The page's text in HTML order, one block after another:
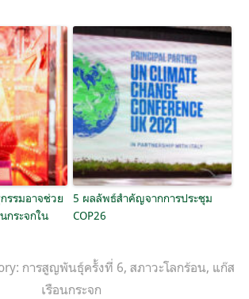
รรมอาจช่วย
กระจกใน
5 ผลลัพธ์สำคัญจากการประชุม
COP26
การสูญพันธ์ุครั้งที่ 6, สภาวะโลกร้อน, แก๊ส
เรือนกระจก